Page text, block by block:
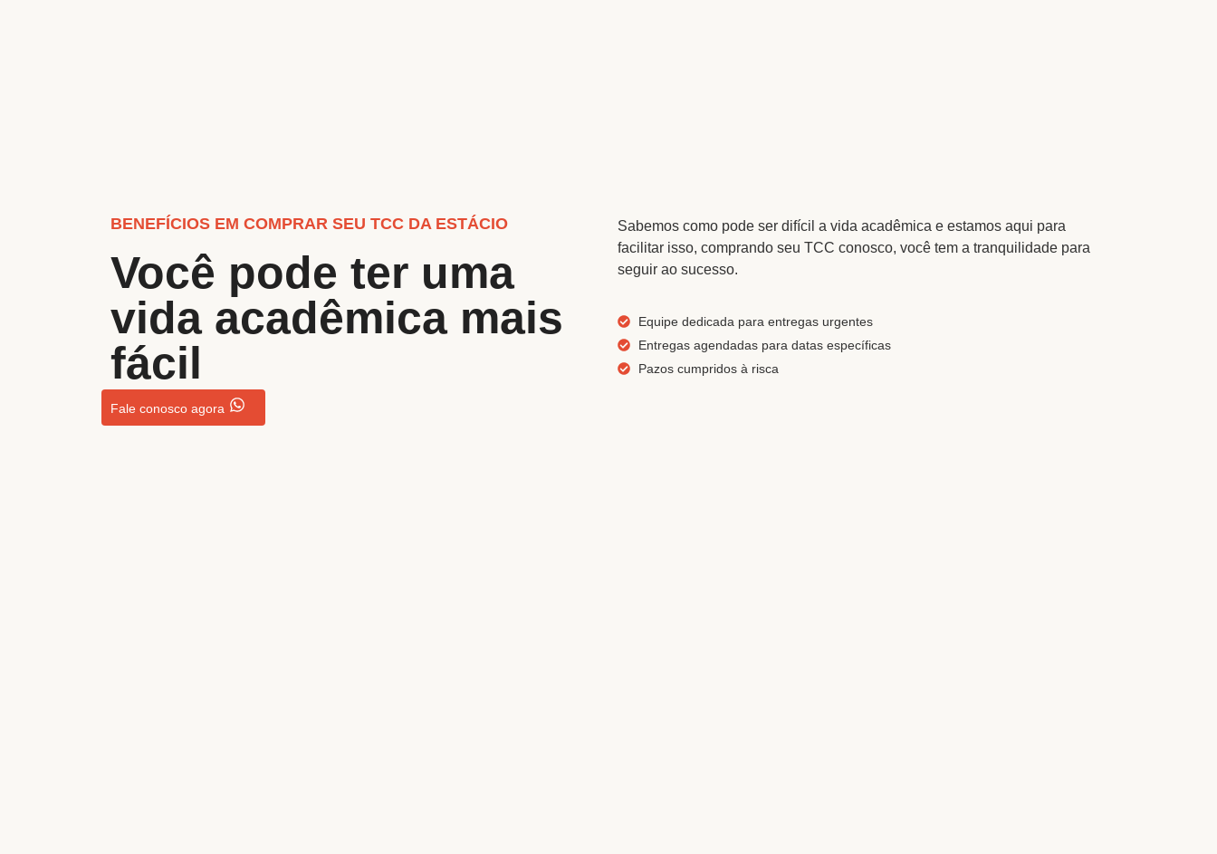
BENEFÍCIOS EM COMPRAR SEU TCC DA ESTÁCIO
Você pode ter uma
vida acadêmica mais
fácil
Sabemos como pode ser difícil a vida acadêmica e estamos aqui para
facilitar isso, comprando seu TCC conosco, você tem a tranquilidade para
seguir ao sucesso.
Equipe dedicada para entregas urgentes
Entregas agendadas para datas específicas
Pazos cumpridos à risca
Fale conosco agora